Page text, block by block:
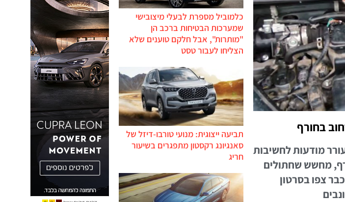
בחורף
מודעות לחשיבות
מחשש שחתולים
ל-700 אלף אנשים כבר צפו בסרטון
כלמוביל מספרת לבעלי מיצובישי
שמערכות הבטיחות ברכב הן
"מותרות", אבל חלקם טוענים שלא
הצליחו לעבור טסט
תביעה ייצוגית: מנועי טורבו-דיזל של
סאנגיונג רקסטון מתפגרים בשיעור
חריג